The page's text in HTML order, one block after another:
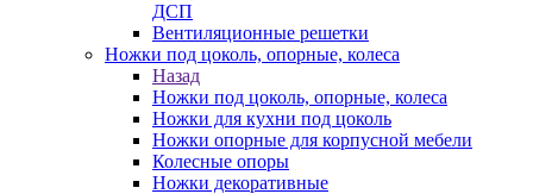
ДСП
Вентиляционные решетки
Ножки под цоколь, опорные, колеса
Назад
Ножки под цоколь, опорные, колеса
Ножки для кухни под цоколь
Ножки опорные для корпусной мебели
Колесные опоры
Ножки декоративные